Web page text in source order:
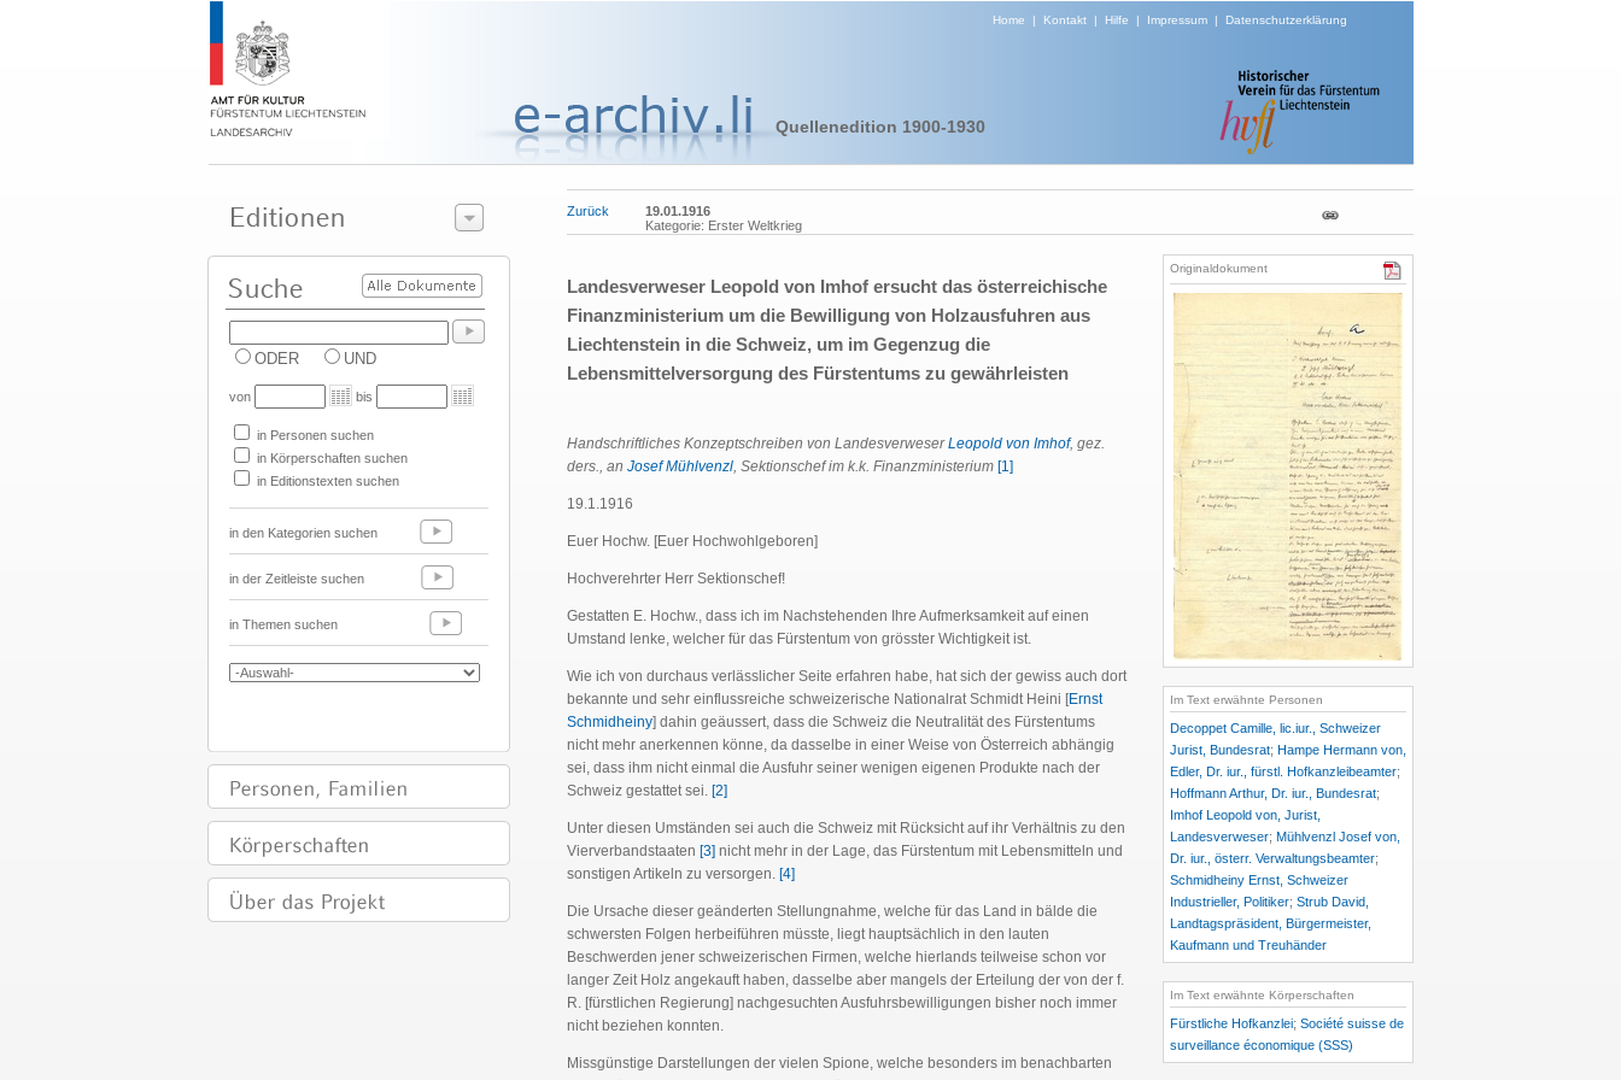
Home | Kontakt| Hilfe | Impressum| Datenschutzerklärung
Quellenedition 1900-1930
ODER UND
von bis
in Personen suchen
in Körperschaften suchen
in Editionstexten suchen
in den Kategorien suchen
in der Zeitleiste suchen
in Themen suchen
Zurück
19.01.1916
Kategorie: Erster Weltkrieg
Landesverweser Leopold von Imhof ersucht das österreichische
Finanzministerium um die Bewilligung von Holzausfuhren aus
Liechtenstein in die Schweiz, um im Gegenzug die
Lebensmittelversorgung des Fürstentums zu gewährleisten
Handschriftliches Konzeptschreiben von LandesverweserLeopold von Imhof, gez.
ders., an Josef Mühlvenzl, Sektionschef im k.k. Finanzministerium [1]
19.1.1916
Euer Hochw. [Euer Hochwohlgeboren]
Hochverehrter Herr Sektionschef!
Gestatten E. Hochw., dass ich im Nachstehenden Ihre Aufmerksamkeit auf einen
Umstand lenke, welcher für das Fürstentum von grösster Wichtigkeit ist.
Wie ich von durchaus verlässlicher Seite erfahren habe, hat sich der gewiss auch dort
bekannte und sehr einflussreiche schweizerische Nationalrat Schmidt Heini [Ernst
Schmidheiny] dahin geäussert, dass die Schweiz die Neutralität des Fürstentums
nicht mehr anerkennen könne, da dasselbe in einer Weise von Österreich abhängig
sei, dass ihm nicht einmal die Ausfuhr seiner wenigen eigenen Produkte nach der
Schweiz gestattet sei. [2]
Unter diesen Umständen sei auch die Schweiz mit Rücksicht auf ihr Verhältnis zu den
Vierverbandstaaten [3] nicht mehr in der Lage, das Fürstentum mit Lebensmitteln und
sonstigen Artikeln zu versorgen. [4]
Die Ursache dieser geänderten Stellungnahme, welche für das Land in bälde die
schwersten Folgen herbeiführen müsste, liegt hauptsächlich in den lauten
Beschwerden jener schweizerischen Firmen, welche hierlands teilweise schon vor
langer Zeit Holz angekauft haben, dasselbe aber mangels der Erteilung der von der f.
R. [fürstlichen Regierung] nachgesuchten Ausfuhrsbewilligungen bisher noch immer
nicht beziehen konnten.
Missgünstige Darstellungen der vielen Spione, welche besonders im benachbarten
Originaldokument
Im Text erwähnte Personen
Decoppet Camille, lic.iur., Schweizer
Jurist, Bundesrat; Hampe Hermann von,
Edler, Dr. iur., fürstl. Hofkanzleibeamter;
Hoffmann Arthur, Dr. iur., Bundesrat;
Imhof Leopold von, Jurist,
Landesverweser; Mühlvenzl Josef von,
Dr. iur., österr. Verwaltungsbeamter;
Schmidheiny Ernst, Schweizer
Industrieller, Politiker; Strub David,
Landtagspräsident, Bürgermeister,
Kaufmann und Treuhänder
Im Text erwähnte Körperschaften
Fürstliche Hofkanzlei; Société suisse de
surveillance économique (SSS)